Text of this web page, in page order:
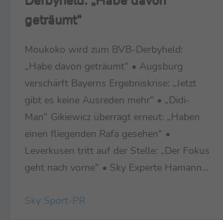
geträumt“
Moukoko wird zum BVB-Derbyheld:
„Habe davon geträumt“ • Augsburg
verschärft Bayerns Ergebniskrise: „Jetzt
gibt es keine Ausreden mehr“ • „Didi-
Man“ Gikiewicz überragt erneut: „Haben
einen fliegenden Rafa gesehen“ •
Leverkusen tritt auf der Stelle: „Der Fokus
geht nach vorne“ • Sky Experte Hamann
keine Mannschaft“ Unterföhring,
Sky Sport-PR